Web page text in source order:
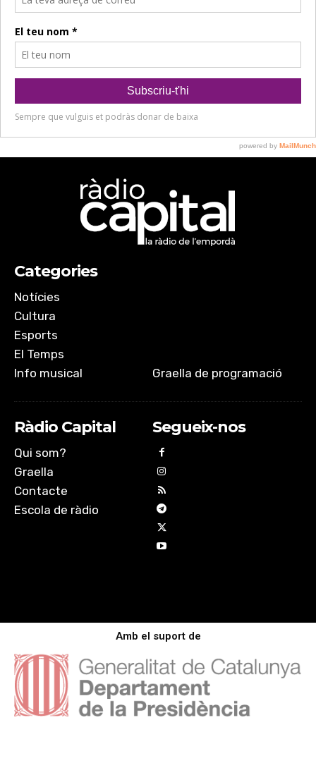
Categories
Notícies
Cultura
Esports
El Temps
Info musical
Graella de programació
Ràdio Capital
Qui som?
Graella
Contacte
Escola de ràdio
Segueix-nos
Amb el suport de